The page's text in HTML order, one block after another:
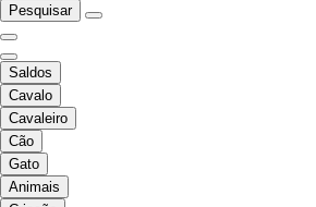
Pesquisar
Saldos
Cavalo
Cavaleiro
Cão
Gato
Animais